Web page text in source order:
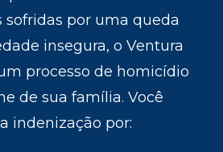
sofridas por uma queda
insegura, o Ventura
processo de homicídio
de sua família. Você
indenização por: